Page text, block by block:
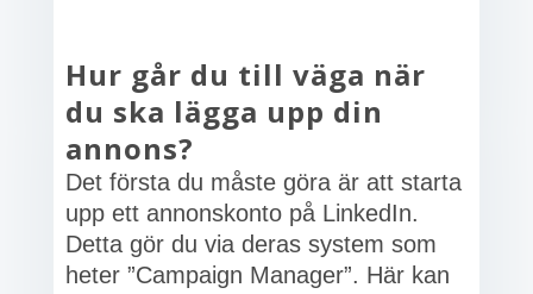
Hur går du till väga när
du ska lägga upp din
annons?
Det första du måste göra är att starta
upp ett annonskonto på LinkedIn.
Detta gör du via deras system som
heter ”Campaign Manager”. Här kan